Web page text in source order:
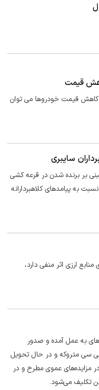
قیمت
کاهش قیمت خودروها می توان
سایبری
بر برنده شدن در قرعه کشی
به پیامدهای کلاهبردارانه
ارزی اثر منفی دارد،
به عمل آمده و صدور
از سوی گمرک ایران، خودروهای بالای ۲۵۰۰ سی سی متروکه و در حال تحویل
مزایده‌های عموی مطرح و در
تکلیف می‌شود.